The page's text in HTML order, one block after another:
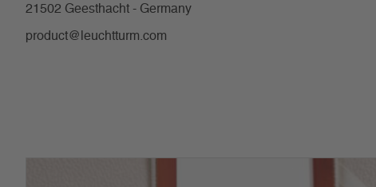
21502 Geesthacht - Germany
product@leuchtturm.com